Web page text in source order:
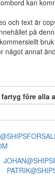
kan
och text är
på
något annat
före alla